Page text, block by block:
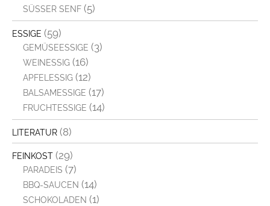
SÜSSER SENF (5)
ESSIGE (59)
GEMÜSEESSIGE (3)
WEINESSIG (16)
APFELESSIG (12)
BALSAMESSIGE (17)
FRUCHTESSIGE (14)
LITERATUR (8)
FEINKOST (29)
PARADEIS (7)
BBQ-SAUCEN (14)
SCHOKOLADEN (1)